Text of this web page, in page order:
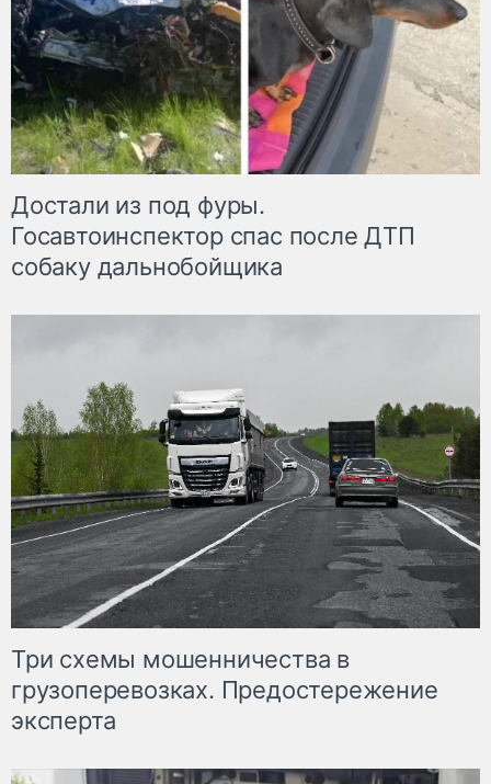
Достали из под фуры.
Госавтоинспектор спас после ДТП
собаку дальнобойщика
Три схемы мошенничества в
грузоперевозках. Предостережение
эксперта